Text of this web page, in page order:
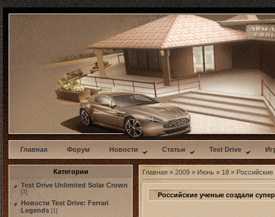
w
Главная Форум Новости Статьи Test Drive
Категории
Test Drive Unlimited Solar Crown
[1]
Новости Test Drive: Ferrari
Legends [1]
Главная » 2009 » Июнь » 18 » Российские
Российские ученые создали